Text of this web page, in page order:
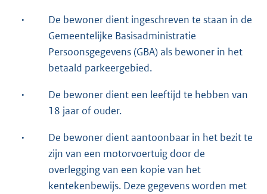
·
De bewoner dient ingeschreven te staan in de
Gemeentelijke Basisadministratie
Persoonsgegevens (GBA) als bewoner in het
betaald parkeergebied.
·
De bewoner dient een leeftijd te hebben van
18 jaar of ouder.
·
De bewoner dient aantoonbaar in het bezit te
zijn van een motorvoertuig door de
overlegging van een kopie van het
kentekenbewijs. Deze gegevens worden met